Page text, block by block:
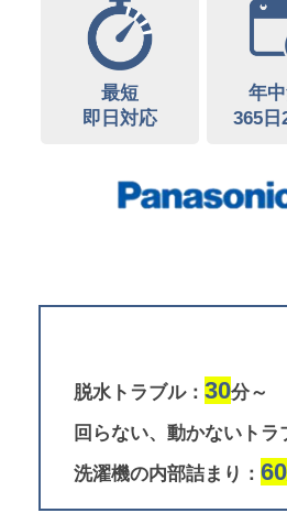
最短
即日対応
年
365日
脱水トラブル： 30分～
回らない、動かないトラ
洗濯機の内部詰まり： 60